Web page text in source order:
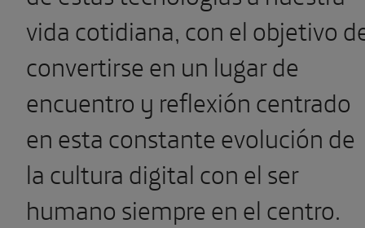
vida cotidiana, con el objetivo
convertirse en un lugar de
encuentro y reflexión centrado
en esta constante evolución de
la cultura digital con el ser
humano siempre en el centro.